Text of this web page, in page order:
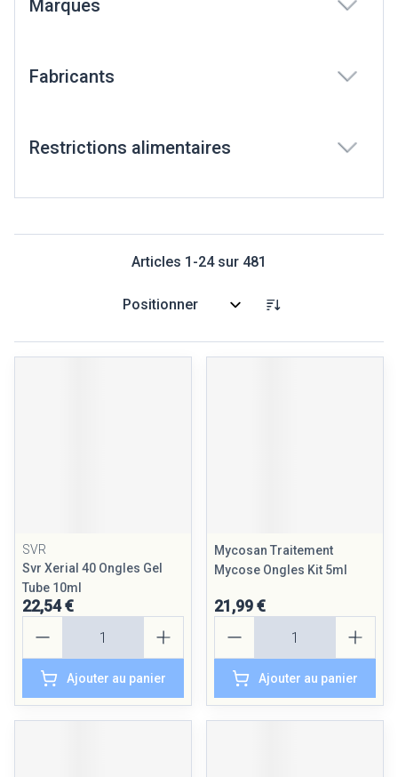
Marques
Fabricants
Restrictions alimentaires
Articles 1 -24sur 481
Trier par:
SVR
Svr Xerial 40 Ongles Gel
Tube 10ml
22,54 €
Ajouter au panier
Mycosan Traitement
Mycose Ongles Kit 5ml
21,99 €
Ajouter au panier